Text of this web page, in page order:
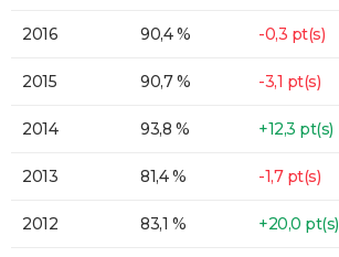
2016 90,4 % -0,3 pt(s)
2015 90,7 % -3,1 pt(s)
2014 93,8 % +12,3 pt(s)
2013 81,4 % -1,7 pt(s)
2012 83,1 % +20,0 pt(s)